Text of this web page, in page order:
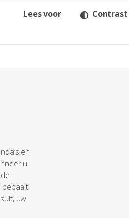
Lees voor Contrast
en
u
bepaalt
uw